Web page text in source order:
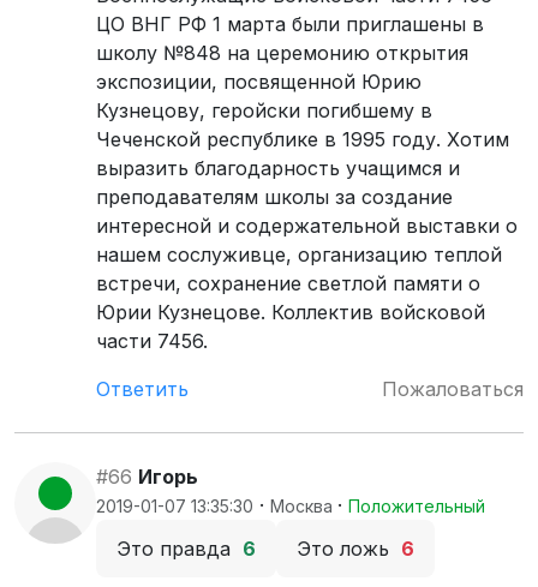
ЦО ВНГ РФ 1 марта были приглашены в
школу №848 на церемонию открытия
экспозиции, посвященной Юрию
Кузнецову, геройски погибшему в
Чеченской республике в 1995 году. Хотим
выразить благодарность учащимся и
преподавателям школы за создание
интересной и содержательной выставки о
нашем сослуживце, организацию теплой
встречи, сохранение светлой памяти о
Юрии Кузнецове. Коллектив войсковой
части 7456.
Ответить
Пожаловаться
#66 Игорь
2019-01-07 13:35:30 · Москва · Положительный
Это правда 6 Это ложь 6